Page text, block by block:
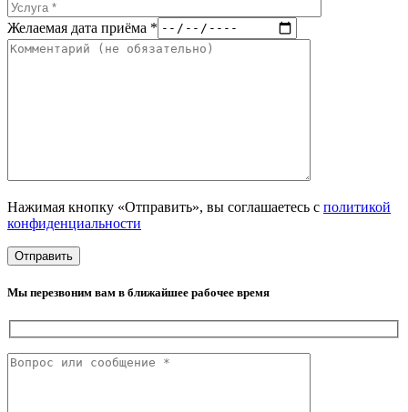
Желаемая дата приёма *
Нажимая кнопку «Отправить», вы соглашаетесь с политикой
конфиденциальности
Мы перезвоним вам в ближайшее рабочее время